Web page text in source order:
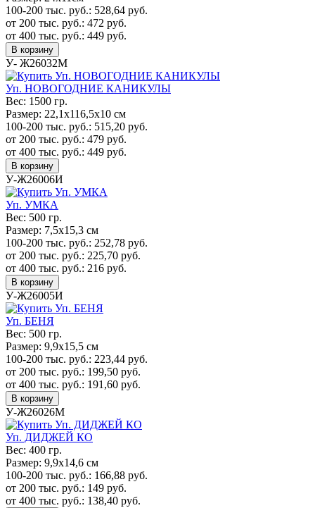
100-200 тыс. руб.: 528,64 руб.
от 200 тыс. руб.: 472 руб.
от 400 тыс. руб.: 449 руб.
В корзину
У- Ж26032М
Уп. НОВОГОДНИЕ КАНИКУЛЫ
Вес: 1500 гр.
Размер: 22,1х116,5х10 см
100-200 тыс. руб.: 515,20 руб.
от 200 тыс. руб.: 479 руб.
от 400 тыс. руб.: 449 руб.
В корзину
У-Ж26006И
Уп. УМКА
Вес: 500 гр.
Размер: 7,5х15,3 см
100-200 тыс. руб.: 252,78 руб.
от 200 тыс. руб.: 225,70 руб.
от 400 тыс. руб.: 216 руб.
В корзину
У-Ж26005И
Уп. БЕНЯ
Вес: 500 гр.
Размер: 9,9х15,5 см
100-200 тыс. руб.: 223,44 руб.
от 200 тыс. руб.: 199,50 руб.
от 400 тыс. руб.: 191,60 руб.
В корзину
У-Ж26026М
Уп. ДИДЖЕЙ КО
Вес: 400 гр.
Размер: 9,9х14,6 см
100-200 тыс. руб.: 166,88 руб.
от 200 тыс. руб.: 149 руб.
от 400 тыс. руб.: 138,40 руб.